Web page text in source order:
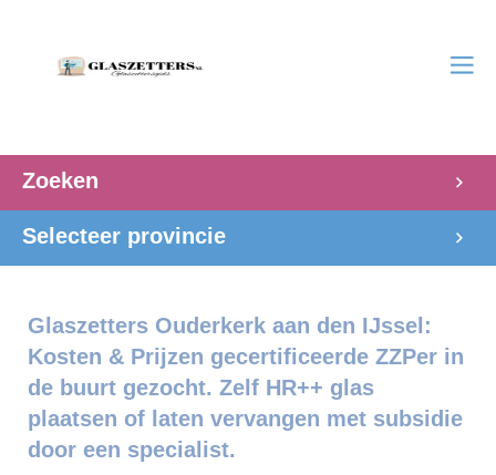
Zoeken
Selecteer provincie
Glaszetters Ouderkerk aan den IJssel:
Kosten & Prijzen gecertificeerde ZZPer in
de buurt gezocht. Zelf HR++ glas
plaatsen of laten vervangen met subsidie
door een specialist.